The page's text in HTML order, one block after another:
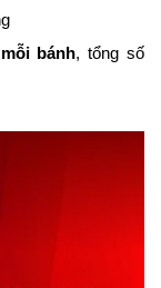
bánh, tổng số